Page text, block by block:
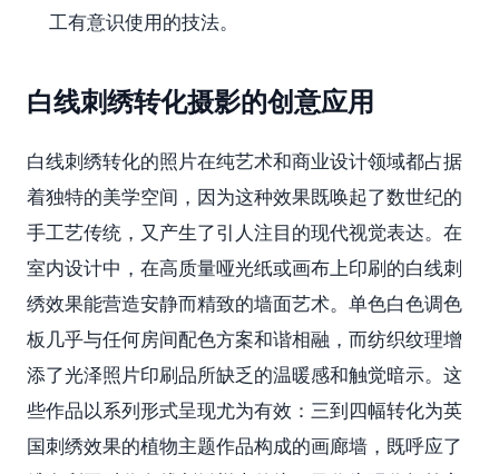
工有意识使用的技法。
白线刺绣转化摄影的创意应用
白线刺绣转化的照片在纯艺术和商业设计领域都占据
着独特的美学空间，因为这种效果既唤起了数世纪的
手工艺传统，又产生了引人注目的现代视觉表达。在
室内设计中，在高质量哑光纸或画布上印刷的白线刺
绣效果能营造安静而精致的墙面艺术。单色白色调色
板几乎与任何房间配色方案和谐相融，而纺织纹理增
添了光泽照片印刷品所缺乏的温暖感和触觉暗示。这
些作品以系列形式呈现尤为有效：三到四幅转化为英
国刺绣效果的植物主题作品构成的画廊墙，既呼应了